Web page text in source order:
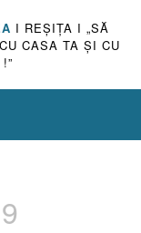
I REŞIŢA I „SĂ
CASA TA ŞI CU